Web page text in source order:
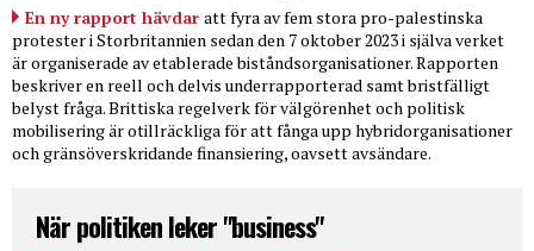
En ny rapport hävdar att fyra av fem stora pro-palestinska
protester i Storbritannien sedan den 7 oktober 2023 i själva verket
är organiserade av etablerade biståndsorganisationer. Rapporten
beskriver en reell och delvis underrapporterad samt bristfälligt
belyst fråga. Brittiska regelverk för välgörenhet och politisk
mobilisering är otillräckliga för att fånga upp hybridorganisationer
och gränsöverskridande finansiering, oavsett avsändare.
När politiken leker "business"